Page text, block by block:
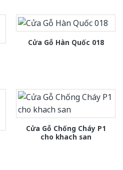
Cửa Gỗ Hàn Quốc 018
Cửa Gỗ Chống Cháy P1
cho khach san